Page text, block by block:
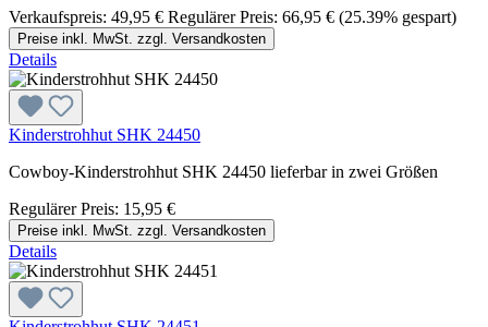
Verkaufspreis: 49,95 € Regulärer Preis: 66,95 € (25.39% gespart)
Preise inkl. MwSt. zzgl. Versandkosten
Details
Kinderstrohhut SHK 24450
Cowboy-Kinderstrohhut SHK 24450 lieferbar in zwei Größen
Regulärer Preis: 15,95 €
Preise inkl. MwSt. zzgl. Versandkosten
Details